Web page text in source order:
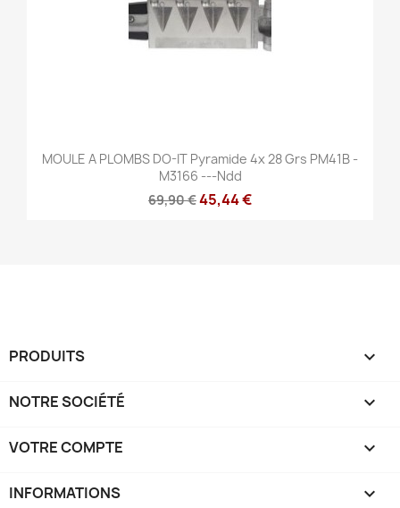
MOULE A PLOMBS DO-IT Pyramide 4x 28 Grs PM41B -
M3166 ---ndd
69,90 €45,44 €
PRODUITS 
NOTRE SOCIÉTÉ 
VOTRE COMPTE 
INFORMATIONS keyboard_arrow_down